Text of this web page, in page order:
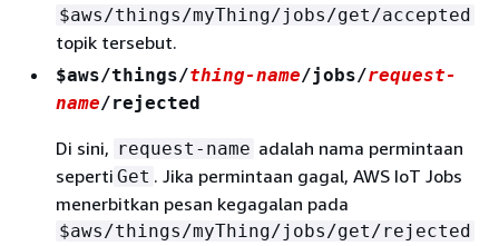
$aws/things/myThing/jobs/get/accepted
topik tersebut.
$aws/things/thing-name/jobs/request-
name/rejected
Di sini, request-name adalah nama permintaan
seperti Get . Jika permintaan gagal, AWS IoT Jobs
menerbitkan pesan kegagalan pada
$aws/things/myThing/jobs/get/rejected